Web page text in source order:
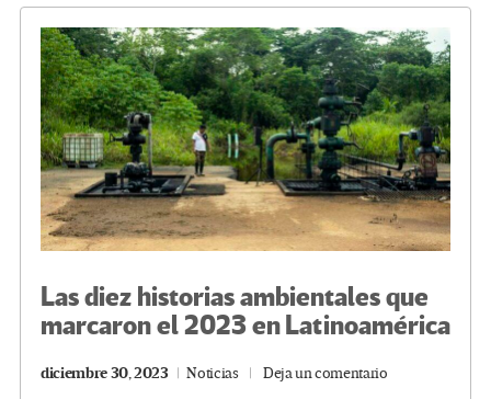
o
k
m n
ar
tir
Las diez historias ambientales que
marcaron el 2023 en Latinoamérica
diciembre 30, 2023 Noticias Deja un comentario